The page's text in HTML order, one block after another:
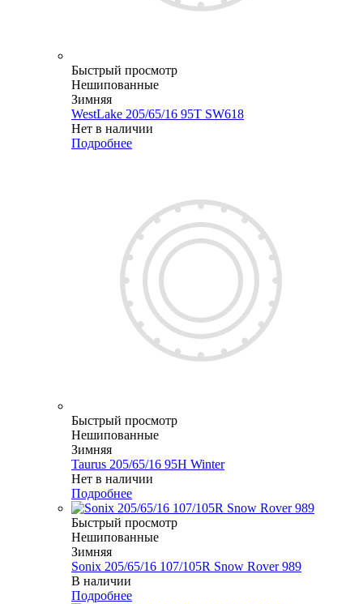
Быстрый просмотр
Нешипованные
Зимняя
WestLake 205/65/16 95T SW618
Нет в наличии
Подробнее
Быстрый просмотр
Нешипованные
Зимняя
Taurus 205/65/16 95H Winter
Нет в наличии
Подробнее
Быстрый просмотр
Нешипованные
Зимняя
Sonix 205/65/16 107/105R Snow Rover 989
В наличии
Подробнее